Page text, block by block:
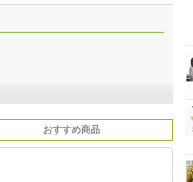
おすすめ商品